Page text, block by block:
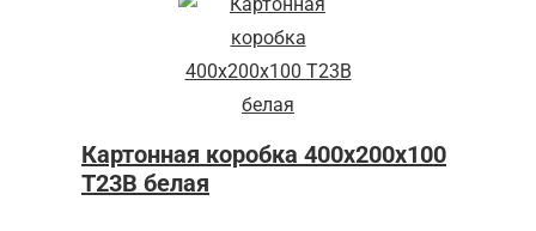
Картонная коробка 400x200x100
Т23B белая